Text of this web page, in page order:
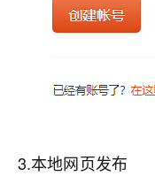
3.本地网页发布